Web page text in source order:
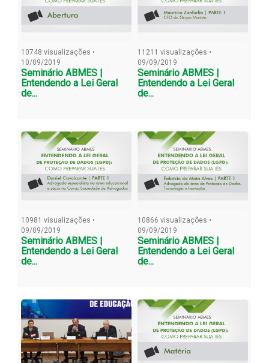
10748 visualizações •
10/09/2019
Seminário ABMES |
Entendendo a Lei Geral
de...
11211 visualizações •
09/09/2019
Seminário ABMES |
Entendendo a Lei Geral
de...
10981 visualizações •
09/09/2019
Seminário ABMES |
Entendendo a Lei Geral
de...
10866 visualizações •
09/09/2019
Seminário ABMES |
Entendendo a Lei Geral
de...